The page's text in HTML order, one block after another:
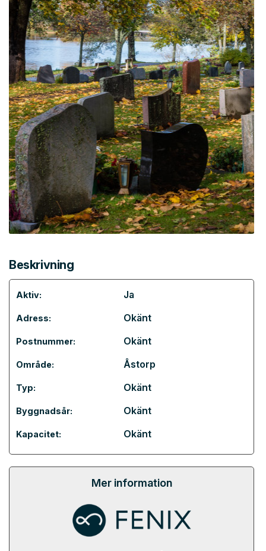
Beskrivning
Aktiv: Ja
Adress: Okänt
Postnummer: Okänt
Område: Åstorp
Typ: Okänt
Byggnadsår: Okänt
Kapacitet: Okänt
Mer information